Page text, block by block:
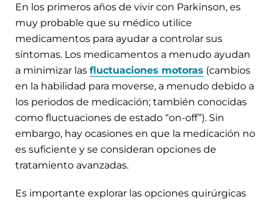
En los primeros años de vivir con Parkinson, es
muy probable que su médico utilice
medicamentos para ayudar a controlar sus
síntomas. Los medicamentos a menudo ayudan
a minimizar las fluctuaciones motoras (cambios
en la habilidad para moverse, a menudo debido a
los periodos de medicación; también conocidas
como fluctuaciones de estado “on-off”). Sin
embargo, hay ocasiones en que la medicación no
es suficiente y se consideran opciones de
tratamiento avanzadas.
Es importante explorar las opciones quirúrgicas